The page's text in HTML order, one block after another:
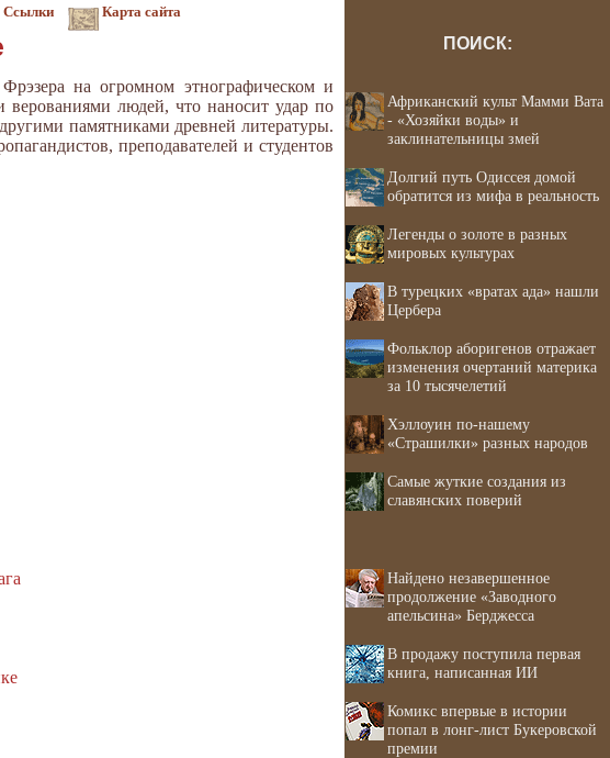
Ссылки Карта сайта
на огромном этнографическом и
верованиями людей, что наносит удар по
памятниками древней литературы.
преподавателей и студентов
ПОИСК:
Африканский культ Мамми Вата
- «Хозяйки воды» и
заклинательницы змей
Долгий путь Одиссея домой
обратится из мифа в реальность
Легенды о золоте в разных
мировых культурах
В турецких «вратах ада» нашли
Цербера
Фольклор аборигенов отражает
изменения очертаний материка
за 10 тысячелетий
Хэллоуин по-нашему
«Страшилки» разных народов
Самые жуткие создания из
славянских поверий
Найдено незавершенное
продолжение «Заводного
апельсина» Берджесса
В продажу поступила первая
книга, написанная ИИ
Комикс впервые в истории
попал в лонг-лист Букеровской
премии